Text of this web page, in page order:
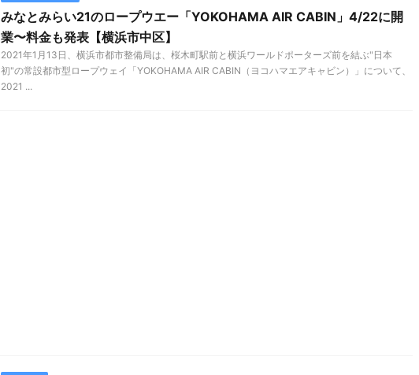
みなとみらい21のロープウエー「YOKOHAMA AIR CABIN」4/22に開
業〜料金も発表【横浜市中区】
2021年1月13日、横浜市都市整備局は、桜木町駅前と横浜ワールドポーターズ前を結ぶ"日本
初"の常設都市型ロープウェイ「YOKOHAMA AIR CABIN（ヨコハマエアキャビン）」について、
2021 ...